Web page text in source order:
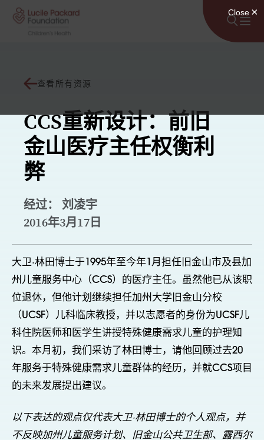
跳至内容
查看所有资源
CCS重新设计：前旧
金山医疗主任权衡利
弊
经过： 刘凌宇
2016年3月17日
大卫·林田博士于1995年至今年1月担任旧金山市及县加
州儿童服务中心（CCS）的医疗主任。虽然他已从该职
位退休，但他计划继续担任加州大学旧金山分校
（UCSF）儿科临床教授，并以志愿者的身份为UCSF儿
科住院医师和医学生讲授特殊健康需求儿童的护理知
识。本月初，我们采访了林田博士，请他回顾过去20
年服务于特殊健康需求儿童群体的经历，并就CCS项目
的未来发展提出建议。
以下表达的观点仅代表大卫·林田博士的个人观点，并
不反映加州儿童服务计划、旧金山公共卫生部、露西尔